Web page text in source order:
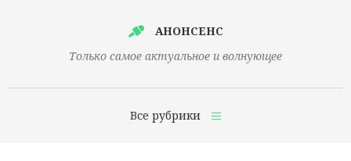
АНОНСЕНС
Только самое актуальное и волнующее
Все рубрики